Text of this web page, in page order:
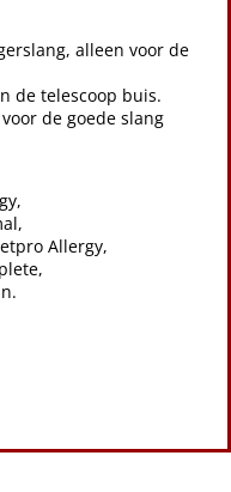
alleen voor de
de telescoop buis.
de goede slang
Allergy,